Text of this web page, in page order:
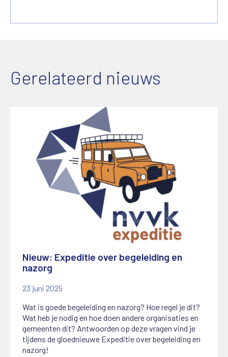
Gerelateerd nieuws
Nieuw: Expeditie over begeleiding en
nazorg
23 juni 2025
Wat is goede begeleiding en nazorg? Hoe regel je dit?
Wat heb je nodig en hoe doen andere organisaties en
gemeenten dit? Antwoorden op deze vragen vind je
tijdens de gloednieuwe Expeditie over begeleiding en
nazorg!